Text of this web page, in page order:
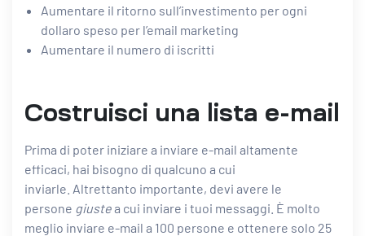
Aumentare il ritorno sull’investimento per ogni
dollaro speso per l’email marketing
Aumentare il numero di iscritti
Costruisci una lista e-mail
Prima di poter iniziare a inviare e-mail altamente
efficaci, hai bisogno di qualcuno a cui
inviarle. Altrettanto importante, devi avere le
persone giustea cui inviare i tuoi messaggi. È molto
meglio inviare e-mail a 100 persone e ottenere solo 25